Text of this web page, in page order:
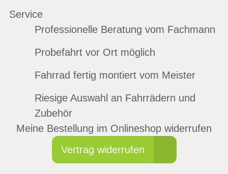
Service
Professionelle Beratung vom Fachmann
Probefahrt vor Ort möglich
Fahrrad fertig montiert vom Meister
Riesige Auswahl an Fahrrädern und
Zubehör
Meine Bestellung im Onlineshop widerrufen
Vertrag widerrufen